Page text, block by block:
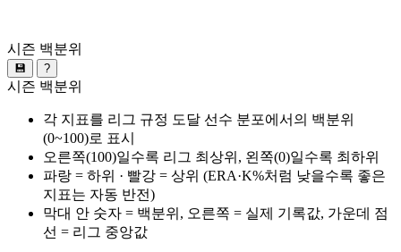
시즌 백분위
💾 ?
시즌 백분위
각 지표를 리그 규정 도달 선수 분포에서의 백분위
(0~100)로 표시
오른쪽(100)일수록 리그 최상위, 왼쪽(0)일수록 최하위
파랑 = 하위 · 빨강 = 상위 (ERA·K%처럼 낮을수록 좋은
지표는 자동 반전)
막대 안 숫자 = 백분위, 오른쪽 = 실제 기록값, 가운데 점
선 = 리그 중앙값